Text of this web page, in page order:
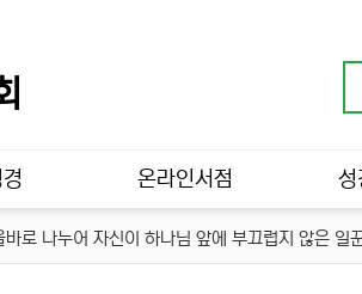
온라인서점 성
바로 나누어 자신이 하나님 앞에 부끄럽지 않은